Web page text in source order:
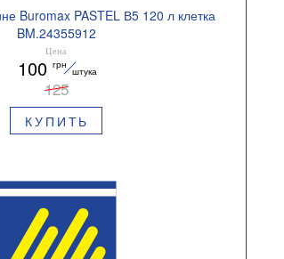
Buromax PASTEL В5 120 л клетка
BM.24355912
Цена
100 грн
штука
125
КУПИТЬ